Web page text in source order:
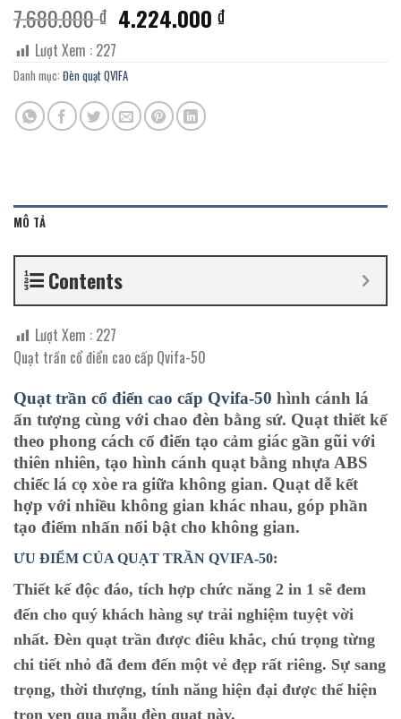
7.680.000₫ Giá
gốc
là:
7.680.000 ₫.
4.224.000₫Giá
tại
Lượt Xem : 227
Danh mục: Đèn quạt QVIFA
MÔ TẢ
Contents
Lượt Xem : 227
Quạt trần cổ điển cao cấp Qvifa-50
Quạt trần cổ điển cao cấp Qvifa-50 hình cánh lá
ấn tượng cùng với chao đèn bằng sứ. Quạt thiết kế
theo phong cách cổ điển tạo cảm giác gần gũi với
thiên nhiên, tạo hình cánh quạt bằng nhựa ABS
chiếc lá cọ xòe ra giữa không gian. Quạt dễ kết
hợp với nhiều không gian khác nhau, góp phần
tạo điểm nhấn nổi bật cho không gian.
ƯU ĐIỂM CỦA QUẠT TRẦN QVIFA-50:
Thiết kế độc đáo, tích hợp chức năng 2 in 1 sẽ đem
đến cho quý khách hàng sự trải nghiệm tuyệt vời
nhất. Đèn quạt trần được điêu khắc, chú trọng từng
chi tiết nhỏ đã đem đến một vẻ đẹp rất riêng. Sự sang
trọng, thời thượng, tính năng hiện đại được thể hiện
trọn vẹn qua mẫu đèn quạt này.